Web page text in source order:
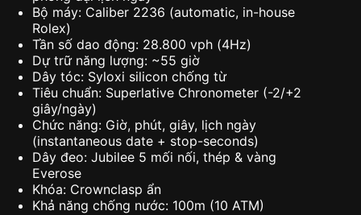
Bộ máy: Caliber 2236 (automatic, in-house
Rolex)
Tần số dao động: 28.800 vph (4Hz)
Dự trữ năng lượng: ~55 giờ
Dây tóc: Syloxi silicon chống từ
Tiêu chuẩn: Superlative Chronometer (-2/+2
giây/ngày)
Chức năng: Giờ, phút, giây, lịch ngày
(instantaneous date + stop-seconds)
Dây đeo: Jubilee 5 mối nối, thép & vàng
Everose
Khóa: Crownclasp ẩn
Khả năng chống nước: 100m (10 ATM)